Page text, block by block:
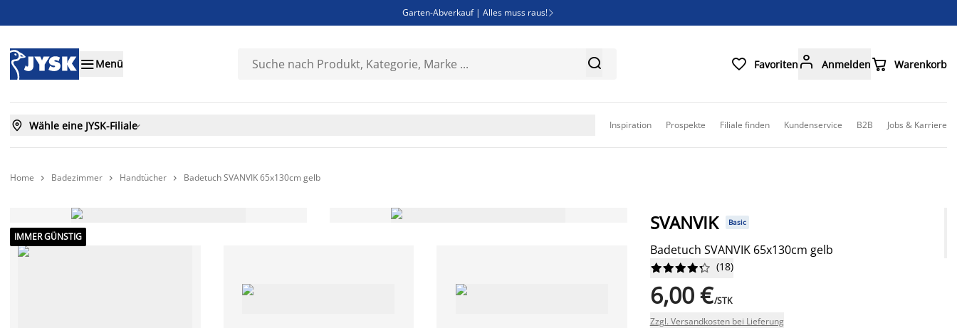
Garten-Abverkauf | Alles muss raus! 
Bist du Unternehmer? Entdecke JYSK-B2B
Menü   Favoriten  Anmelden Warenkorb
 Wähle eine JYSK-Filiale Inspiration Prospekte Filiale finden Kundenservice B2B Jobs & Karriere
Home  Badezimmer  Handtücher  Badetuch SVANVIK 65x130cm gelb
IMMER GÜNSTIG
SVANVIK Basic
Badetuch SVANVIK 65x130cm gelb





 (18)
6,00 €/STK
Zzgl. Versandkosten bei Lieferung